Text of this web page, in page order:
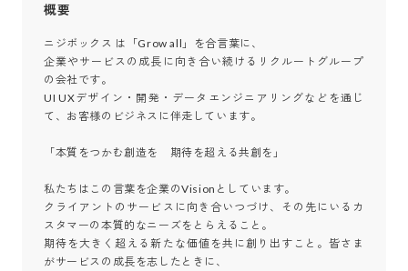
概要
ニジボックス は「Grow all」を合言葉に、
企業やサービスの成長に向き合い続けるリクルートグループ
の会社です。
UI UXデザイン・開発・データエンジニアリングなどを通じ
て、お客様のビジネスに伴走しています。
「本質をつかむ創造を　期待を超える共創を」
私たちはこの言葉を企業のVisionとしています。
クライアントのサービスに向き合いつづけ、その先にいるカ
スタマーの本質的なニーズをとらえること。
期待を大きく超える新たな価値を共に創り出すこと。皆さま
がサービスの成長を志したときに、